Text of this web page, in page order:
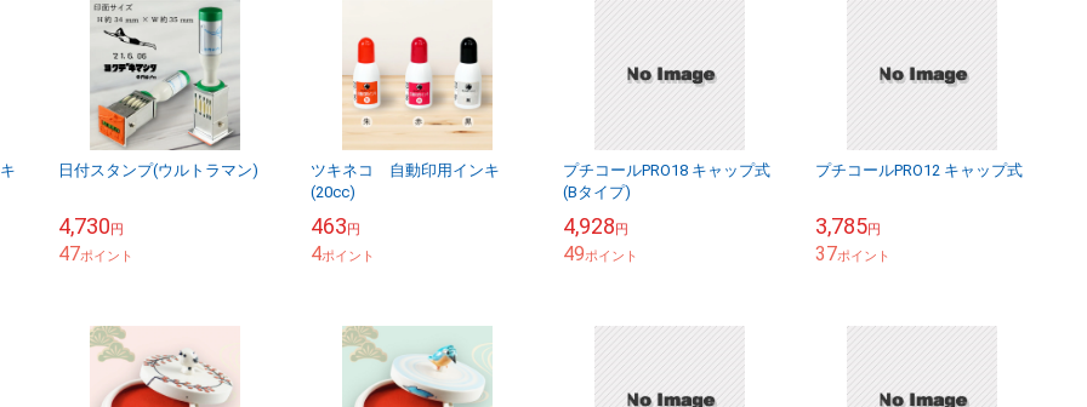
日付スタンプ(ウルトラマン)
4,730円
47ポイント
ツキネコ 自動印用インキ
(20cc)
463円
4ポイント
プチコールPRO18 キャップ式
(Bタイプ)
4,928円
49ポイント
プチコールPRO12 キャップ式
3,785円
37ポイント